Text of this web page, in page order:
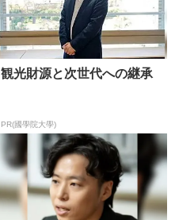
観光財源と次世代への継承
PR(國學院大學)